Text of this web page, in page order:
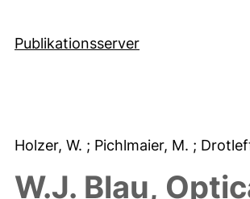
Publikationsserver
Holzer, W. ; Pichlmaier, M. ;
W.J. Blau,